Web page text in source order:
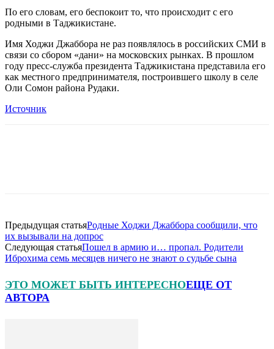
По его словам, его беспокоит то, что происходит с его
родными в Таджикистане.
Имя Ходжи Джаббора не раз появлялось в российских СМИ в
связи со сбором «дани» на московских рынках. В прошлом
году пресс-служба президента Таджикистана представила его
как местного предпринимателя, построившего школу в селе
Оли Сомон района Рудаки.
Источник
Предыдущая статьяРодные Ходжи Джаббора сообщили, что
их вызывали на допрос
Следующая статьяПошел в армию и… пропал. Родители
Иброхима семь месяцев ничего не знают о судьбе сына
ЭТО МОЖЕТ БЫТЬ ИНТЕРЕСНОЕЩЕ ОТ
АВТОРА